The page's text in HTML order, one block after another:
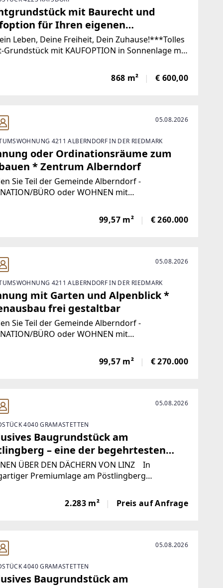
mit Baurecht und
für Ihren eigenen
Leben, Deine Freiheit, Dein Zuhause!***Tolles
Grundstück mit KAUFOPTION in Sonnenlage mit
10 - 15 Jahre verpachtet und kann zu
868 m² € 600,00
05.08.2026
4211 ALBERNDORF IN DER RIEDMARK
oder Ordinationsräume zum
* Zentrum Alberndorf
Sie Teil der Gemeinde Alberndorf -
BÜRO oder WOHNEN mit
im Zentrum von Alberndorf mit Blick in die
bietet als Gemeinde jegliche
99,57 m² € 260.000
05.08.2026
4211 ALBERNDORF IN DER RIEDMARK
mit Garten und Alpenblick *
frei gestaltbar
Sie Teil der Gemeinde Alberndorf -
BÜRO oder WOHNEN mit
im Zentrum von Alberndorf mit Blick in die
bietet als Gemeinde jegliche
99,57 m² € 270.000
05.08.2026
4040 GRAMASTETTEN
Baugrundstück am
– eine der begehrtesten
von Linz!
ÜBER DEN DÄCHERN VON LINZ In
Premiumlage am Pöstlingberg
als seltene Gelegenheit für
Eigennutzer,
2.283 m² Preis auf Anfrage
05.08.2026
4040 GRAMASTETTEN
Baugrundstück am